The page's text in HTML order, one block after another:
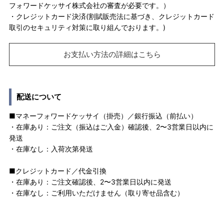
フォワードケッサイ株式会社の審査が必要です。）
・クレジットカード決済(割賦販売法に基づき、クレジットカード
取引のセキュリティ対策に取り組んでおります。)
お支払い方法の詳細はこちら
配送について
■マネーフォワードケッサイ（掛売）／銀行振込（前払い）
・在庫あり：ご注文（振込はご入金）確認後、2〜3営業日以内に
発送
・在庫なし：入荷次第発送
■クレジットカード／代金引換
・在庫あり：ご注文確認後、2〜3営業日以内に発送
・在庫なし：ご利用いただけません（取り寄せ品含む）